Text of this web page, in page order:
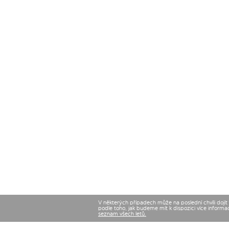
V některých případech může na poslední chvíli
podle toho, jak budeme mít k dispozici více
seznam všech letů.